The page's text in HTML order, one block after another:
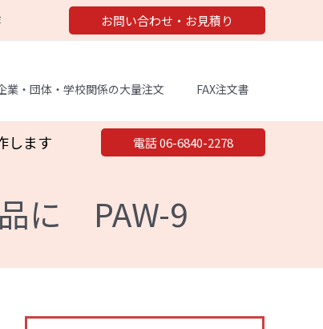
お問い合わせ・お見積り
業・団体・学校関係の大量注文 FAX注文書
します 電話 06-6840-2278
に PAW-9